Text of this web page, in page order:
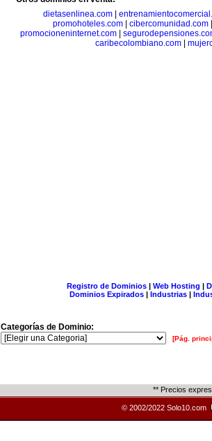
dietasenlinea.com|
promohoteles.com
cibercomunidad.com
promocioneninternet.com|
caribecolombiano.com|
Registro de Dominios| Web Hosting |
Dominios Expirados | Industrias |
Categorías de Dominio:
[Pág.
** Precios
© 2002/2022 Solo10.com